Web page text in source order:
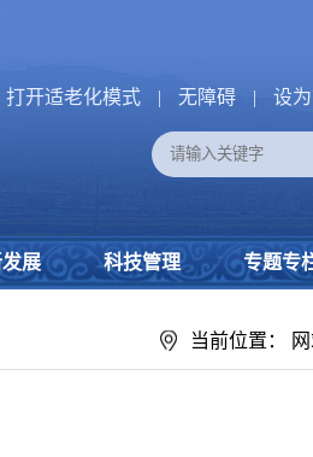
打开适老化模式 | 无障碍 | 设
展 科技管理 专题专
当前位置：